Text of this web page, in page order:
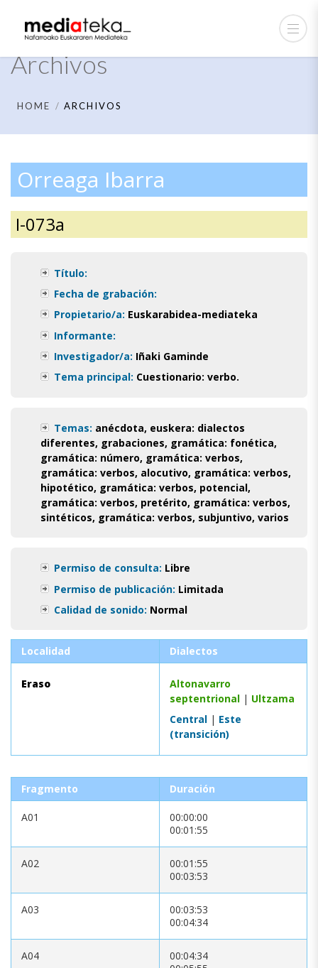
Archivos
HOME ARCHIVOS
Orreaga Ibarra
I-073a
Título:
Fecha de grabación:
Propietario/a: Euskarabidea-mediateka
Informante:
Investigador/a: Iñaki Gaminde
Tema principal: Cuestionario: verbo.
Temas: anécdota, euskera: dialectos
diferentes, grabaciones, gramática: fonética,
gramática: número, gramática: verbos,
gramática: verbos, alocutivo, gramática: verbos,
hipotético, gramática: verbos, potencial,
gramática: verbos, pretérito, gramática: verbos,
sintéticos, gramática: verbos, subjuntivo, varios
Permiso de consulta: Libre
Permiso de publicación: Limitada
Calidad de sonido: Normal
Localidad Dialectos
Eraso
Altonavarro
septentrional | Ultzama
Central | Este
(transición)
Fragmento Duración
A01
00:00:00
00:01:55
A02
00:01:55
00:03:53
A03
00:03:53
00:04:34
A04
00:04:34